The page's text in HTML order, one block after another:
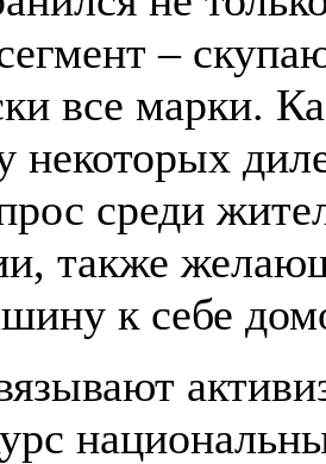
–
все марки.
некоторых
среди
также
к себе